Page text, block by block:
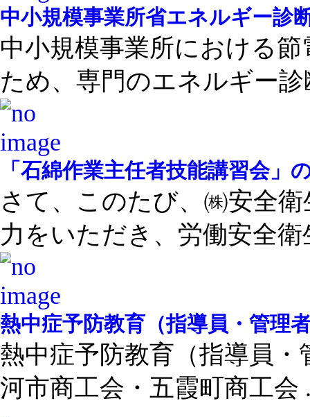
中小規模事業所省エネルギー診
中小規模事業所における
ため、専門のエネルギー診
「石綿作業主任者技能講習会
さて、このたび、㈱安全
力をいただき、労働安全衛
熱中症予防教育（指導員・管理
熱中症予防教育（指導員
河市商工会・五霞町商工会